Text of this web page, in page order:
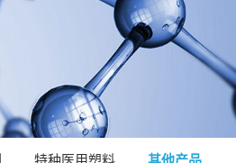
特种医用塑料 其他产品